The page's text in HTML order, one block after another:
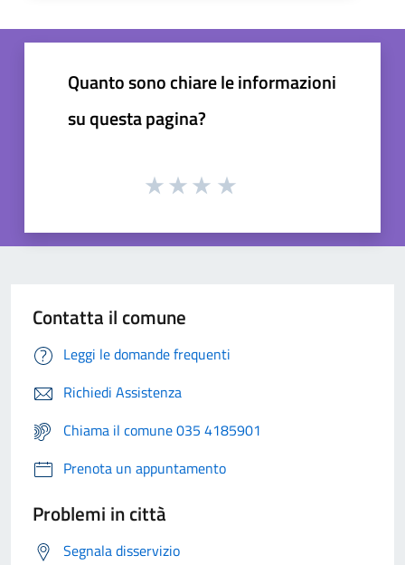
Quanto sono chiare le informazioni
su questa pagina?
Contatta il comune
Leggi le domande frequenti
Richiedi Assistenza
Chiama il comune 035 4185901
Prenota un appuntamento
Problemi in città
Segnala disservizio